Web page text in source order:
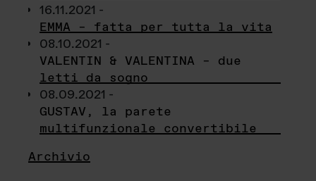
16.11.2021 -
EMMA – fatta per tutta la vita
08.10.2021 -
VALENTIN & VALENTINA – due
letti da sogno
08.09.2021 -
GUSTAV, la parete
multifunzionale convertibile
Archivio